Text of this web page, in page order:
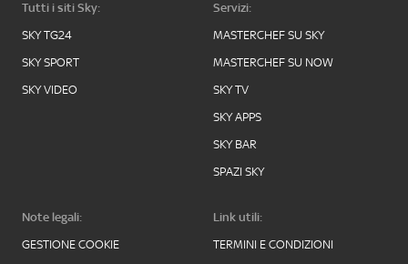
Tutti i siti Sky:
SKY TG24
SKY SPORT
SKY VIDEO
Servizi:
MASTERCHEF SU SKY
MASTERCHEF SU NOW
SKY TV
SKY APPS
SKY BAR
SPAZI SKY
Note legali:
GESTIONE COOKIE
Link utili:
TERMINI E CONDIZIONI